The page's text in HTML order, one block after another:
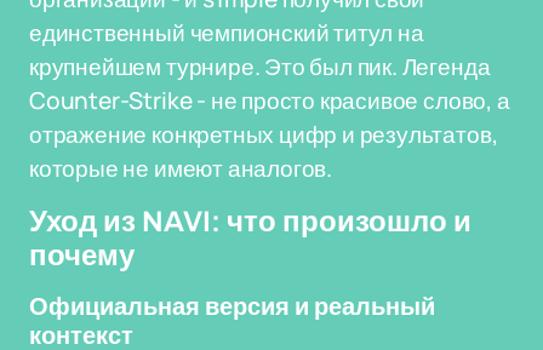
единственный чемпионский титул на
крупнейшем турнире. Это был пик. Легенда
Counter-Strike - не просто красивое слово, а
отражение конкретных цифр и результатов,
которые не имеют аналогов.
Уход из NAVI: что произошло и
почему
Официальная версия и реальный
контекст